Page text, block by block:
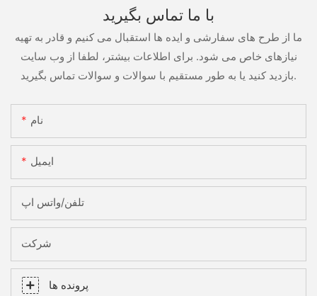
با ما تماس بگیرید
ما از طرح های سفارشی و ایده ها استقبال می کنیم و قادر به تهیه
نیازهای خاص می شود. برای اطلاعات بیشتر، لطفا از وب سایت
بازدید کنید یا به طور مستقیم با سوالات و سوالات تماس بگیرید.
نام
ایمیل
تلفن/واتس اپ
شرکت
پرونده ها